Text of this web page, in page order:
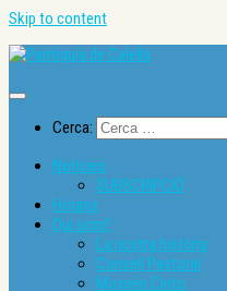
Skip to content
Cerca:
Notícies
SUBSCRIPCIÓ
Horaris
Qui som?
La nostra història
Consell Pastoral
Mossèn Cinto